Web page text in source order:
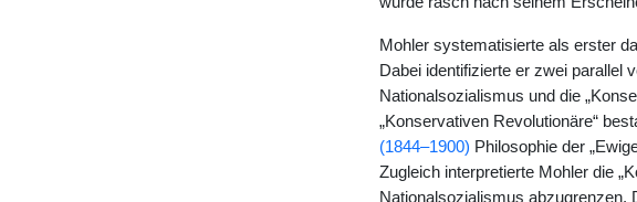
Mohler systematisierte als erster
Dabei identifizierte er zwei parallel
Nationalsozialismus und die
„Konservativen Revolutionäre“
(1844–1900) Philosophie der
Zugleich interpretierte Mohler die
Nationalsozialismus abzugrenzen.